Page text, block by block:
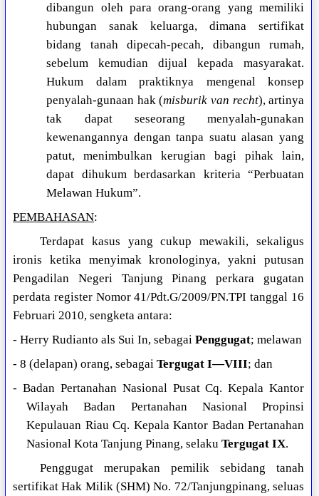
dibangun oleh para orang-orang yang memiliki
hubungan sanak keluarga, dimana sertifikat
bidang tanah dipecah-pecah, dibangun rumah,
sebelum kemudian dijual kepada masyarakat.
Hukum dalam praktiknya mengenal konsep
penyalah-gunaan hak (misburik van recht), artinya
tak dapat seseorang menyalah-gunakan
kewenangannya dengan tanpa suatu alasan yang
patut, menimbulkan kerugian bagi pihak lain,
dapat dihukum berdasarkan kriteria “Perbuatan
Melawan Hukum”.
PEMBAHASAN:
Terdapat kasus yang cukup mewakili, sekaligus
ironis ketika menyimak kronologinya, yakni putusan
Pengadilan Negeri Tanjung Pinang perkara gugatan
perdata register Nomor 41/Pdt.G/2009/PN.TPI tanggal 16
Februari 2010, sengketa antara:
- Herry Rudianto als Sui In, sebagaiPenggugat; melawan
- 8 (delapan) orang, sebagaiTergugat I—VIII; dan
- Badan Pertanahan Nasional Pusat Cq. Kepala Kantor
Wilayah Badan Pertanahan Nasional Propinsi
Kepulauan Riau Cq. Kepala Kantor Badan Pertanahan
Nasional Kota Tanjung Pinang, selakuTergugat IX.
Penggugat merupakan pemilik sebidang tanah
sertifikat Hak Milik (SHM) No. 72/Tanjungpinang, seluas